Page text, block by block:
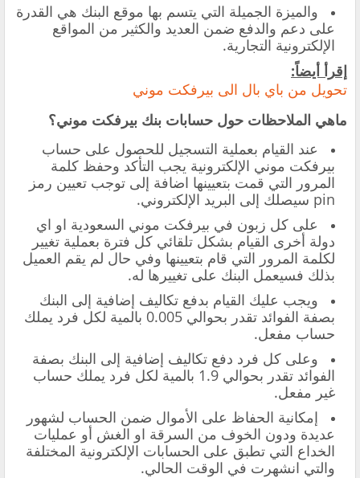
والميزة الجميلة التي يتسم بها موقع البنك هي القدرة
على دعم والدفع ضمن العديد والكثير من المواقع
الإلكترونية التجارية.
إقرأ أيضاً:
تحويل من باي بال الى بيرفكت موني
ماهي الملاحظات حول حسابات بنك بيرفكت موني؟
عند القيام بعملية التسجيل للحصول على حساب
بيرفكت موني الإلكترونية يجب التأكد وحفظ كلمة
المرور التي قمت بتعيينها اضافة إلى توجب تعيين رمز
pin سيصلك إلى البريد الإلكتروني.
على كل زبون في بيرفكت موني السعودية او اي
دولة أخرى القيام بشكل تلقائي كل فترة بعملية تغيير
لكلمة المرور التي قام بتعيينها وفي حال لم يقم العميل
بذلك فسيعمل البنك على تغييرها له.
ويجب عليك القيام بدفع تكاليف إضافية إلى البنك
بصفة الفوائد تقدر بحوالي 0.005 بالمية لكل فرد يملك
حساب مفعل.
وعلى كل فرد دفع تكاليف إضافية إلى البنك بصفة
الفوائد تقدر بحوالي 1.9 بالمية لكل فرد يملك حساب
غير مفعل.
إمكانية الحفاظ على الأموال ضمن الحساب لشهور
عديدة ودون الخوف من السرقة او الغش أو عمليات
الخداع التي تطبق على الحسابات الإلكترونية المختلفة
والتي انشهرت في الوقت الحالي.